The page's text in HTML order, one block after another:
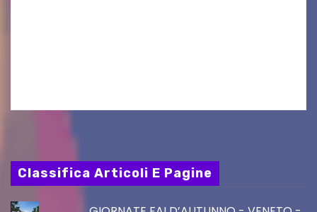
Classifica Articoli E Pagine